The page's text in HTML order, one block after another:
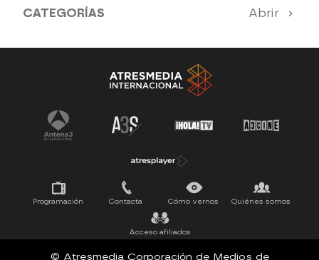
CATEGORÍAS Abrir
Antena 3 Noticias El Hormiguero
La Ruleta de la Suerte Tu cara me suena
Pasapalabra
Programación Contacta Cómo vernos Quiénes somos
Acceso afiliados
© Atresmedia Corporación de Medios de